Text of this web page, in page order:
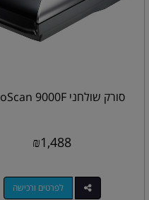
סורק שולחני CanoScan 9000F
₪1,488
לפרטים ורכישה